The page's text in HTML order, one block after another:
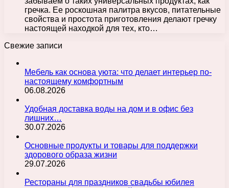
гречка. Ее роскошная палитра вкусов, питательные
свойства и простота приготовления делают гречку
настоящей находкой для тех, кто…
Свежие записи
Мебель как основа уюта: что делает интерьер по-
настоящему комфортным
06.08.2026
Удобная доставка воды на дом и в офис без
лишних…
30.07.2026
Основные продукты и товары для поддержки
здорового образа жизни
29.07.2026
Рестораны для праздников свадьбы юбилея